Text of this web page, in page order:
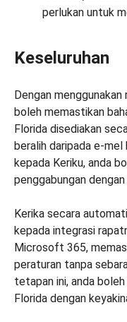
perlukan untuk
Keseluruhan
Dengan
boleh memastikan
Florida disediakan
beralih daripada e-
kepada Keriku, anda
penggabungan
Kerika secara
kepada integrasi
Microsoft 365,
peraturan tanpa
tetapan ini, anda
Florida dengan